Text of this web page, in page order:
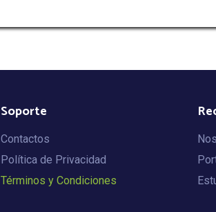
Soporte
Contactos
Política de Privacidad
Términos y Condiciones